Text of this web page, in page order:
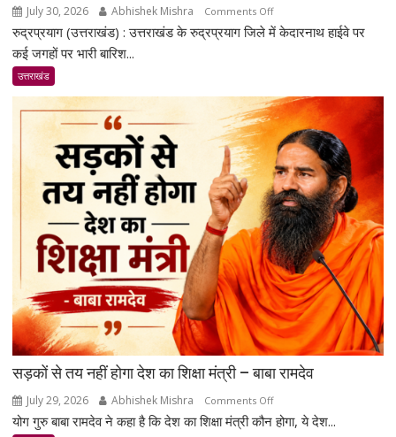
July 30, 2026 Abhishek Mishra Comments Offon
रुद्रप्रयाग
पर
भूस्खलन
से
ट्रैफिक
रुका;
बहाली
का
काम
जारी
रुद्रप्रयाग (उत्तराखंड) : उत्तराखंड के रुद्रप्रयाग जिले में केदारनाथ हाईवे पर
कई जगहों पर भारी बारिश...
उत्तराखंड
सड़कों से तय नहीं होगा देश का शिक्षा मंत्री – बाबा रामदेव
July 29, 2026 Abhishek Mishra Comments Offon
सड़कों
योग गुरु बाबा रामदेव ने कहा है कि देश का शिक्षा मंत्री कौन होगा, ये देश...